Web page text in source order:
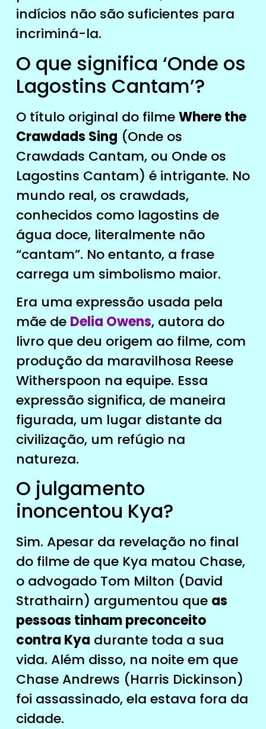
indícios não são suficientes para
incriminá-la.
O que significa ‘Onde os
Lagostins Cantam’?
O título original do filmeWhere the
Crawdads Sing (Onde os
Crawdads Cantam, ou Onde os
Lagostins Cantam) é intrigante. No
mundo real, os crawdads,
conhecidos como lagostins de
água doce, literalmente não
“cantam”. No entanto, a frase
carrega um simbolismo maior.
Era uma expressão usada pela
mãe de Delia Owens, autora do
livro que deu origem ao filme, com
produção da maravilhosa Reese
Witherspoon na equipe. Essa
expressão significa, de maneira
figurada, um lugar distante da
civilização, um refúgio na
natureza.
O julgamento
inoncentou Kya?
Sim. Apesar da revelação no final
do filme de que Kya matou Chase,
o advogado Tom Milton (David
Strathairn) argumentou que as
pessoas tinham preconceito
contra Kya durante toda a sua
vida. Além disso, na noite em que
Chase Andrews (Harris Dickinson)
foi assassinado, ela estava fora da
cidade.